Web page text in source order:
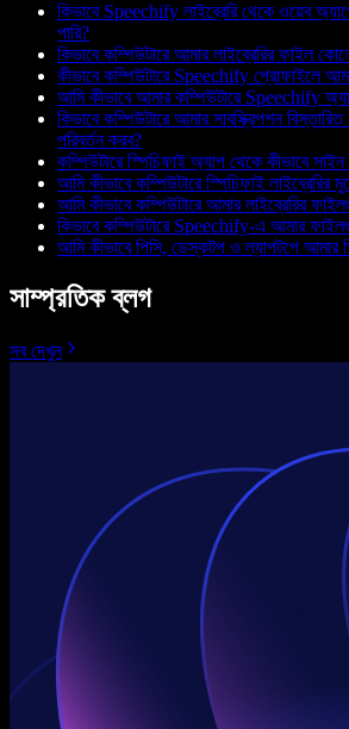
কিভাবে Speechify লাইব্রেরি থেকে ওয়েব
পারি?
কিভাবে কম্পিউটারে আমার লাইব্রেরির ফাইল
কীভাবে কম্পিউটারে Speechify প্রোফাইলে
আমি কীভাবে আমার কম্পিউটারে Speechify
কিভাবে কম্পিউটারে আমার সাবস্ক্রিপশন
পরিবর্তন করব?
কম্পিউটারে স্পিচিফাই অ্যাপ থেকে কীভাবে
আমি কীভাবে কম্পিউটারে স্পিচিফাই
আমি কীভাবে কম্পিউটারে আমার লাইব্রেরির
কিভাবে কম্পিউটারে Speechify-এ আমার
আমি কীভাবে পিসি, ডেস্কটপ ও ল্যাপটপে আমার
সাম্প্রতিক ব্লগ
সব দেখুন